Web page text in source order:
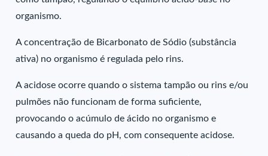
organismo.
A concentração de Bicarbonato de Sódio (substância
ativa) no organismo é regulada pelo rins.
A acidose ocorre quando o sistema tampão ou rins e/ou
pulmões não funcionam de forma suficiente,
provocando o acúmulo de ácido no organismo e
causando a queda do pH, com consequente acidose.